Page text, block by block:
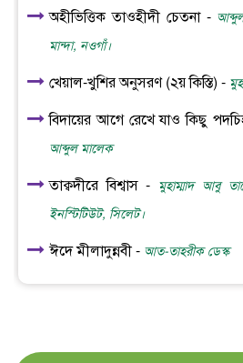
অহীভিত্তিক তাওহীদী চেতনা -
মান্দা, নওগাঁ।
খেয়াল-খুশির অনুসরণ (২য় কিস্তি) -
বিদায়ের আগে রেখে যাও কিছু
আব্দুল মালেক
তাক্বদীরে বিশ্বাস - মুহাম্মাদ আবু
ইনস্টিটিউট, সিলেট।
ঈদে মীলাদুন্নবী - আত-তাহরীক ডেস্ক